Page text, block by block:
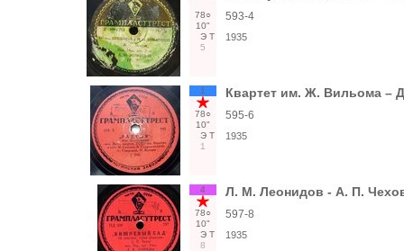
78○
10"
Э Т
5
593-4
1935
1
78○
10"
Э Т
1
Квартет им. Ж. Вильома –
595-6
1935
4
78○
10"
Э Т
8
Л. М. Леонидов - А. П.
597-8
1935